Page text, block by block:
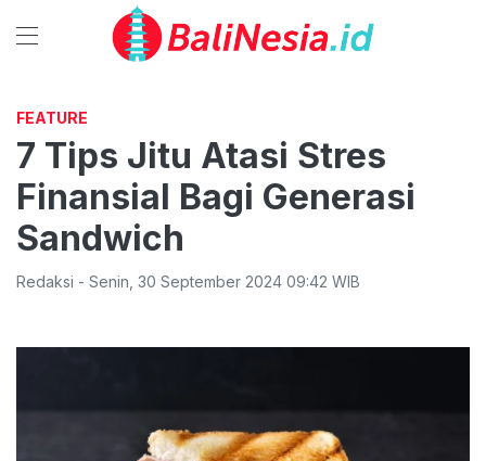
FEATURE
7 Tips Jitu Atasi Stres
Finansial Bagi Generasi
Sandwich
Redaksi - Senin 30 September 2024 09:42 WIB